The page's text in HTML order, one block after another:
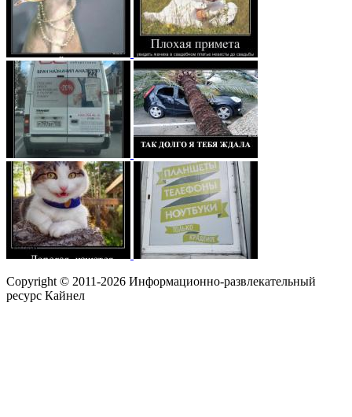
Copyright © 2011-2026 Информационно-развлекательный
ресурс Кайнел